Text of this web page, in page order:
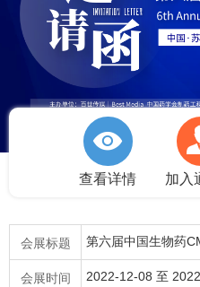
查看详情 加入
会展标题 第六届中国生物药
会展时间 2022-12-08 至